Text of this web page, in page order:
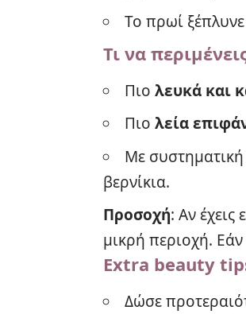
Το πρωί
Τι να
Πιο λευκά και
Πιο λεία
Με συστηματική
βερνίκια.
Προσοχή: Αν
μικρή περιοχή.
Extra beauty
Δώσε